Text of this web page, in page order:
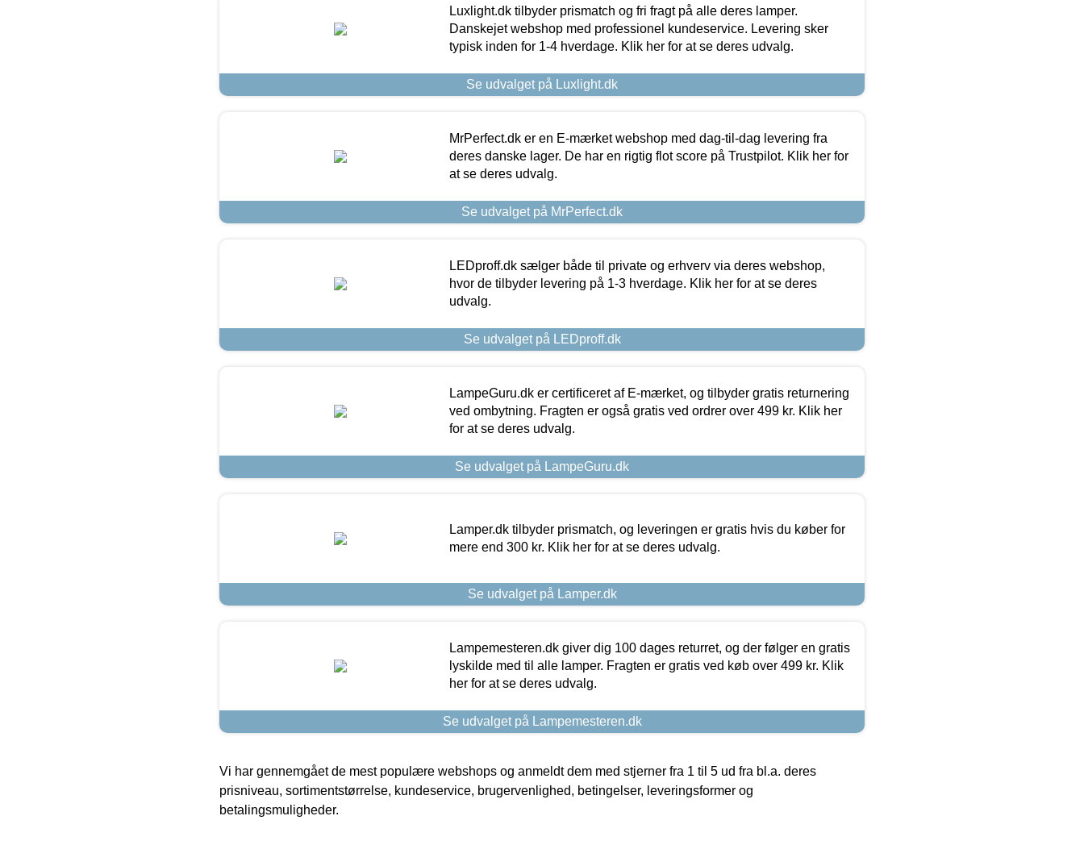
Luxlight.dk tilbyder prismatch og fri fragt på alle deres lamper.
Danskejet webshop med professionel kundeservice. Levering sker
typisk inden for 1-4 hverdage. Klik her for at se deres udvalg.
Se udvalget på Luxlight.dk
MrPerfect.dk er en E-mærket webshop med dag-til-dag levering fra
deres danske lager. De har en rigtig flot score på Trustpilot. Klik her for
at se deres udvalg.
Se udvalget på MrPerfect.dk
LEDproff.dk sælger både til private og erhverv via deres webshop,
hvor de tilbyder levering på 1-3 hverdage. Klik her for at se deres
udvalg.
Se udvalget på LEDproff.dk
LampeGuru.dk er certificeret af E-mærket, og tilbyder gratis returnering
ved ombytning. Fragten er også gratis ved ordrer over 499 kr. Klik her
for at se deres udvalg.
Se udvalget på LampeGuru.dk
Lamper.dk tilbyder prismatch, og leveringen er gratis hvis du køber for
mere end 300 kr. Klik her for at se deres udvalg.
Se udvalget på Lamper.dk
Lampemesteren.dk giver dig 100 dages returret, og der følger en gratis
lyskilde med til alle lamper. Fragten er gratis ved køb over 499 kr. Klik
her for at se deres udvalg.
Se udvalget på Lampemesteren.dk
Vi har gennemgået de mest populære webshops og anmeldt dem med stjerner fra 1 til 5 ud fra bl.a. deres
prisniveau, sortimentstørrelse, kundeservice, brugervenlighed, betingelser, leveringsformer og
betalingsmuligheder.